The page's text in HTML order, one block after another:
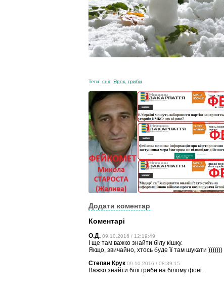
Теги: сніг, Ярок, гриби
Додати коментар
Коментарі
О.Д. 09.10.2016 / 12:19:49
І ще там важко знайти білу кішку.
Якщо, звичайно, хтось буде її там шукати )))))))
Степан Крук 09.10.2016 / 08:39:15
Важко знайти білі гриби на білому фоні.